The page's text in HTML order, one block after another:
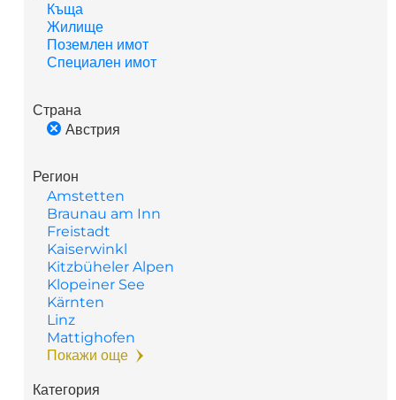
Къща
Жилище
Поземлен имот
Специален имот
Страна
Австрия
Регион
Amstetten
Braunau am Inn
Freistadt
Kaiserwinkl
Kitzbüheler Alpen
Klopeiner See
Kärnten
Linz
Mattighofen
Покажи още
Категория